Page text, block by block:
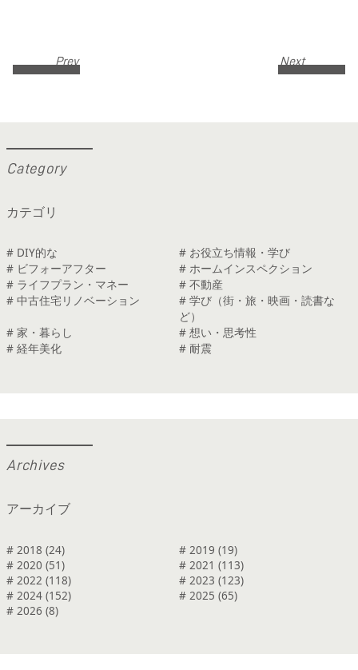
Prev Next
Category
カテゴリ
# DIY的な
# お役立ち情報・学び
# ビフォーアフター
# ホームインスペクション
# ライフプラン・マネー
# 不動産
# 中古住宅リノベーション
# 学び（街・旅・映画・読書な
ど）
# 家・暮らし
# 想い・思考性
# 経年美化
# 耐震
Archives
アーカイブ
# 2018 (24)
# 2019 (19)
# 2020 (51)
# 2021 (113)
# 2022 (118)
# 2023 (123)
# 2024 (152)
# 2025 (65)
# 2026 (8)